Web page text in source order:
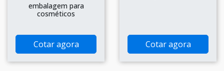
embalagem para
cosméticos
Cotar agora Cotar agora